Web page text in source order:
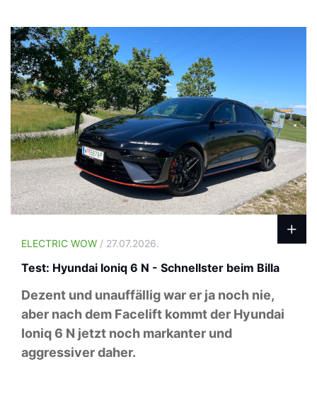
ELECTRIC WOW / 27.07.2026.
Test: Hyundai Ioniq 6 N - Schnellster beim Billa
Dezent und unauffällig war er ja noch nie,
aber nach dem Facelift kommt der Hyundai
Ioniq 6 N jetzt noch markanter und
aggressiver daher.